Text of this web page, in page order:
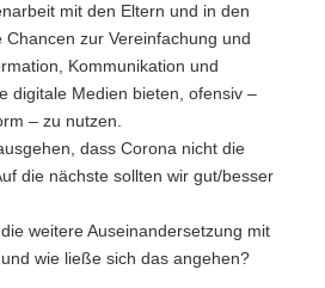
mit den Eltern und in den
zur Vereinfachung und
Kommunikation und
digitale Medien bieten, ofensiv –
– zu nutzen.
dass Corona nicht die
die nächste sollten wir gut/besser
weitere Auseinandersetzung mit
wie ließe sich das angehen?